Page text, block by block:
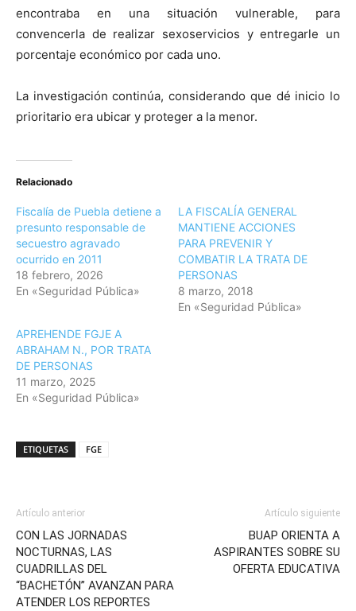
encontraba en una situación vulnerable, para
convencerla de realizar sexoservicios y entregarle un
porcentaje económico por cada uno.
La investigación continúa, considerando que dé inicio lo
prioritario era ubicar y proteger a la menor.
Relacionado
Fiscalía de Puebla detiene a
presunto responsable de
secuestro agravado
ocurrido en 2011
18 febrero, 2026
En «Seguridad Pública»
LA FISCALÍA GENERAL
MANTIENE ACCIONES
PARA PREVENIR Y
COMBATIR LA TRATA DE
PERSONAS
8 marzo, 2018
En «Seguridad Pública»
APREHENDE FGJE A
ABRAHAM N., POR TRATA
DE PERSONAS
11 marzo, 2025
En «Seguridad Pública»
ETIQUETAS FGE
Artículo anterior
CON LAS JORNADAS
NOCTURNAS, LAS
CUADRILLAS DEL
“BACHETÓN” AVANZAN PARA
ATENDER LOS REPORTES
Artículo siguiente
BUAP ORIENTA A
ASPIRANTES SOBRE SU
OFERTA EDUCATIVA